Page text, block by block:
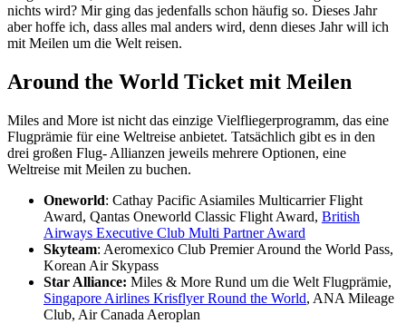
nichts wird? Mir ging das jedenfalls schon häufig so. Dieses Jahr
aber hoffe ich, dass alles mal anders wird, denn dieses Jahr will ich
mit Meilen um die Welt reisen.
Around the World Ticket mit Meilen
Miles and More ist nicht das einzige Vielfliegerprogramm, das eine
Flugprämie für eine Weltreise anbietet. Tatsächlich gibt es in den
drei großen Flug- Allianzen jeweils mehrere Optionen, eine
Weltreise mit Meilen zu buchen.
Oneworld: Cathay Pacific Asiamiles Multicarrier Flight
Award, Qantas Oneworld Classic Flight Award, British
Airways Executive Club Multi Partner Award
Skyteam: Aeromexico Club Premier Around the World Pass,
Korean Air Skypass
Star Alliance: Miles & More Rund um die Welt Flugprämie,
Singapore Airlines Krisflyer Round the World, ANA Mileage
Club, Air Canada Aeroplan